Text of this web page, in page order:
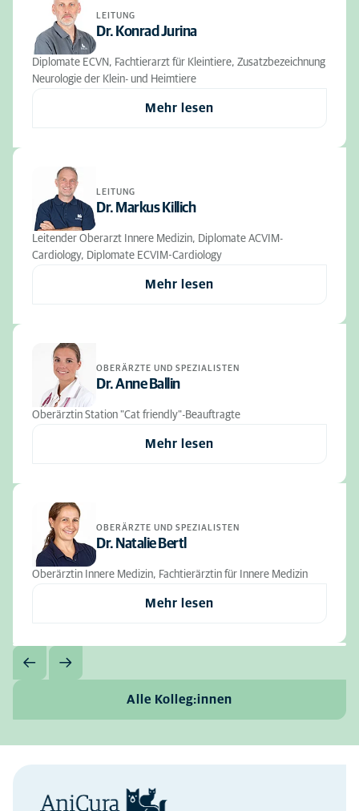
LEITUNG
Dr. Konrad Jurina
Diplomate ECVN, Fachtierarzt für Kleintiere, Zusatzbezeichnung
Neurologie der Klein- und Heimtiere
Mehr lesen
LEITUNG
Dr. Markus Killich
Leitender Oberarzt Innere Medizin, Diplomate ACVIM-
Cardiology, Diplomate ECVIM-Cardiology
Mehr lesen
OBERÄRZTE UND SPEZIALISTEN
Dr. Anne Ballin
Oberärztin Station "Cat friendly"-Beauftragte
Mehr lesen
OBERÄRZTE UND SPEZIALISTEN
Dr. Natalie Bertl
Oberärztin Innere Medizin, Fachtierärztin für Innere Medizin
Mehr lesen
Alle Kolleg:innen